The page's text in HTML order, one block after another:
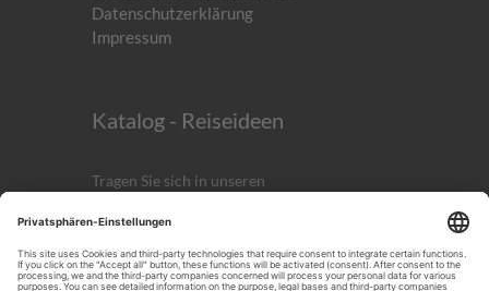
Datenschutzerklärung
Impressum
Katalog - Reiseideen
Tragen Sie sich in unseren
ICH AKZEPTIERST DIE